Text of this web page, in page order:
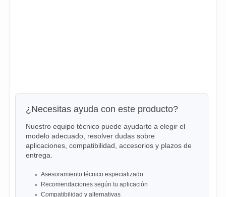
¿Necesitas ayuda con este producto?
Nuestro equipo técnico puede ayudarte a elegir el
modelo adecuado, resolver dudas sobre
aplicaciones, compatibilidad, accesorios y plazos de
entrega.
Asesoramiento técnico especializado
Recomendaciones según tu aplicación
Compatibilidad y alternativas